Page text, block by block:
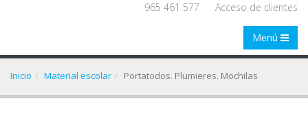
965 461 577 Acceso de clientes
Menú
Inicio Material escolar Portatodos. Plumieres. Mochilas